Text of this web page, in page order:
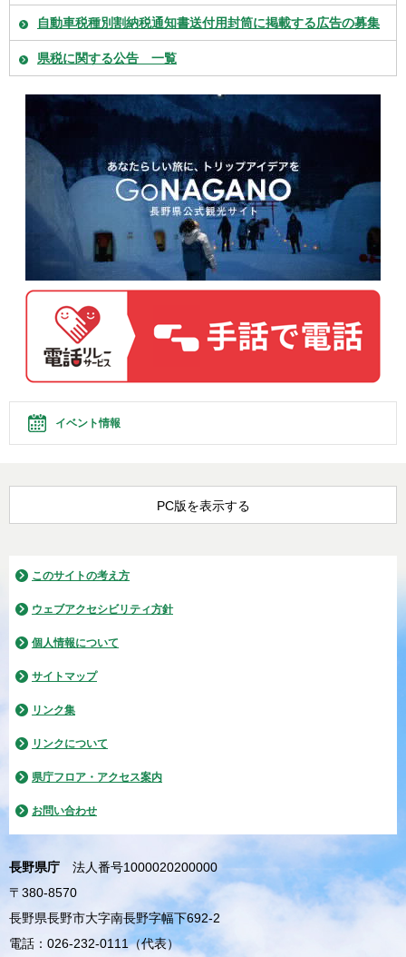
自動車税種別割納税通知書送付用封筒に掲載する広告の募集
県税に関する公告 一覧
イベント情報
PC版を表示する
このサイトの考え方
ウェブアクセシビリティ方針
個人情報について
サイトマップ
リンク集
リンクについて
県庁フロア・アクセス案内
お問い合わせ
長野県庁
法人番号1000020200000
〒380-8570
長野県長野市大字南長野字幅下692-2
電話：026-232-0111（代表）